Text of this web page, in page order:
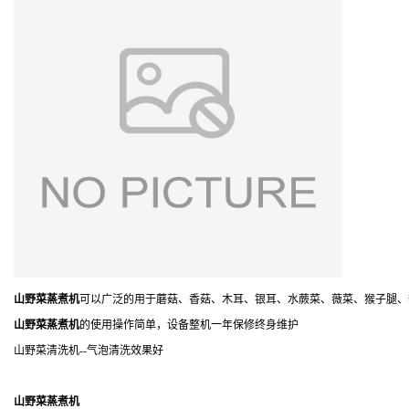
山野菜蒸煮机可以广泛的用于蘑菇、香菇、木耳、银耳、水蕨菜、薇菜、猴子腿
山野菜蒸煮机的使用操作简单，设备整机一年保修终身维护
山野菜清洗机--气泡清洗效果好
山野菜蒸煮机